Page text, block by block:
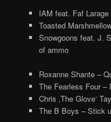
IAM feat. Faf
Toasted
Snowgoons feat. J.
of ammo
Roxanne Shante –
The Fearless Four –
Chris ‚The Glove‘
The B Boys – Stick